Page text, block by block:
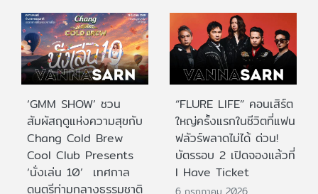
‘GMM SHOW’ ชวน
สัมผัสฤดูแห่งความสุขกับ
Chang Cold Brew
Cool Club Presents
‘นั่งเล่น 10’ เทศกาล
ดนตรีท่ามกลางธรรมชาติ
“FLURE LIFE” คอนเสิร์ต
ใหญ่ครั้งแรกในชีวิตที่แฟน
ฟลัวร์พลาดไม่ได้ ด่วน!
บัตรรอบ 2 เปิดจองแล้วที่
I Have Ticket
6 กรกฎาคม 2026